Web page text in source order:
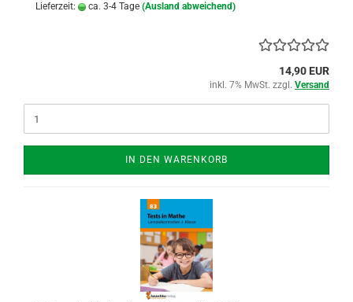
Lieferzeit: ca. 3-4 Tage (Ausland abweichend)
14,90 EUR
inkl. 7% MwSt. zzgl. Versand
IN DEN WARENKORB